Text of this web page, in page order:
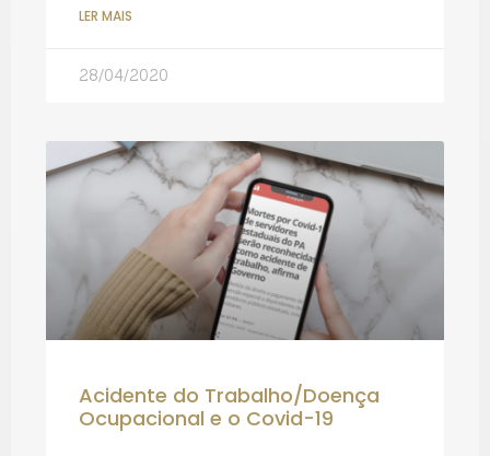
LER MAIS
28/04/2020
Acidente do Trabalho/Doença
Ocupacional e o Covid-19